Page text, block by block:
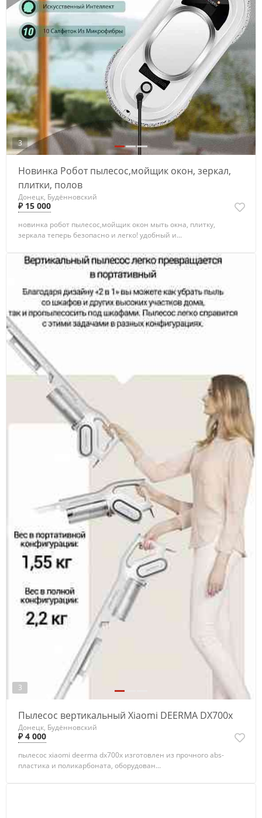
3
Новинка Робот пылесос,мойщик окон, зеркал,
плитки, полов
Донецк, Будённовский
₽ 15 000
новинка робот пылесос,мойщик окон мыть окна, плитку,
зеркала теперь безопасно и легко! удобный и...
3
Пылесос вертикальный Xiaomi DEERMA DX700x
Донецк, Будённовский
₽ 4 000
пылесос xiaomi deerma dx700x изготовлен из прочного abs-
пластика и поликарбоната, оборудован...